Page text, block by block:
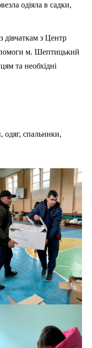
одіяла в садки,
дівчаткам з Центр
м. Шептицький
та необхідні
одяг, спальники,